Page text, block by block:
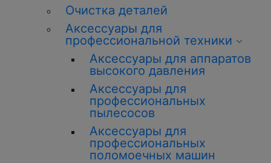
Очистка деталей
Аксессуары для
профессиональной техники
Аксессуары для аппаратов
высокого давления
Аксессуары для
профессиональных
пылесосов
Аксессуары для
профессиональных
поломоечных машин